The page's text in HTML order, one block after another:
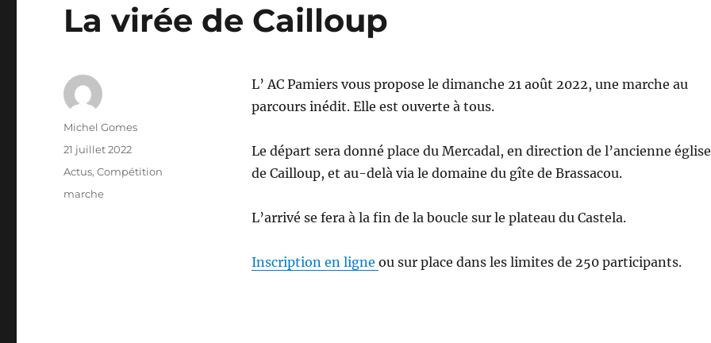
La virée de Cailloup
L’ AC Pamiers vous propose le dimanche 21 août 2022, une marche au
parcours inédit. Elle est ouverte à tous.
Le départ sera donné place du Mercadal, en direction de l’ancienne église
de Cailloup, et au-delà via le domaine du gîte de Brassacou.
L’arrivé se fera à la fin de la boucle sur le plateau du Castela.
Inscription en ligne ou sur place dans les limites de 250 participants.
Auteur
Michel Gomes
Publié
21 juillet 2022
Catégories
Actus,Compétition
Étiquettes
marche